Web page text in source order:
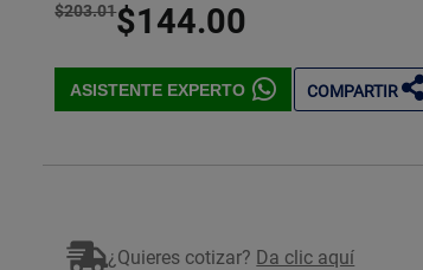
$203.01$144.00
ASISTENTE EXPERTO COMPARTIR
¿Quieres cotizar? Da clic aquí